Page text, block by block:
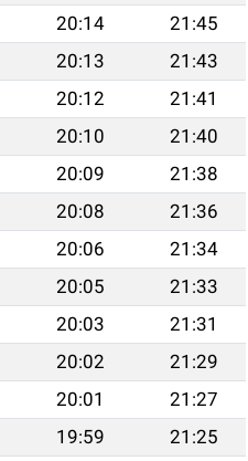
20:14
21:45
20:13
21:43
20:12
21:41
20:10
21:40
20:09
21:38
20:08
21:36
20:06
21:34
20:05
21:33
20:03
21:31
20:02
21:29
20:01
21:27
19:59
21:25